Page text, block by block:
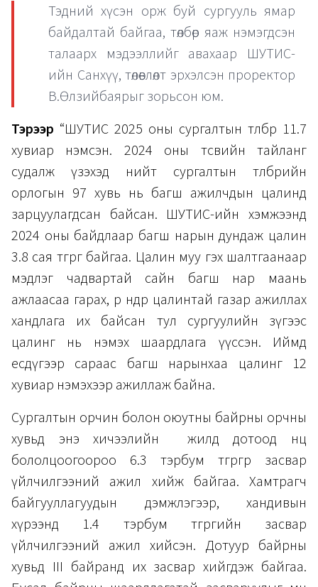
Тэдний хүсэн орж буй сургууль ямар
байдалтай байгаа, төлбөр яаж нэмэгдсэн
талаарх мэдээллийг авахаар ШУТИС-
ийн Санхүү, төлөвлөлт эрхэлсэн проректор
В.Өлзийбаярыг зорьсон юм.
Тэрээр “ШУТИС 2025 оны сургалтын төлбөрөө 11.7
хувиар нэмсэн. 2024 оны төсвийн тайланг
судалж үзэхэд нийт сургалтын төлбөрийн
орлогын 97 хувь нь багш ажилчдын цалинд
зарцуулагдсан байсан. ШУТИС-ийн хэмжээнд
2024 оны байдлаар багш нарын дундаж цалин
3.8 сая төгрөг байгаа. Цалин муу гэх шалтгаанаар
мэдлэг чадвартай сайн багш нар маань
ажлаасаа гарах, өөр өндөр цалинтай газар ажиллах
хандлага их байсан тул сургуулийн зүгээс
цалинг нь нэмэх шаардлага үүссэн. Иймд
есдүгээр сараас багш нарынхаа цалинг 12
хувиар нэмэхээр ажиллаж байна.
Сургалтын орчин болон оюутны байрны орчны
хувьд энэ хичээлийн жилд дотоод нөөц
бололцоогоороо 6.3 тэрбум төгрөгөөр засвар
үйлчилгээний ажил хийж байгаа. Хамтрагч
байгууллагуудын дэмжлэгээр, хандивын
хүрээнд 1.4 тэрбум төгрөгийн засвар
үйлчилгээний ажил хийсэн. Дотуур байрны
хувьд III байранд их засвар хийгдэж байгаа.